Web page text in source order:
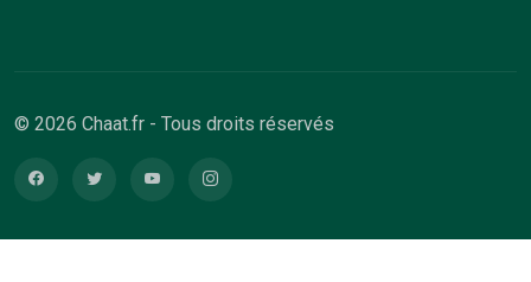
© 2026 Chaat.fr - Tous droits réservés